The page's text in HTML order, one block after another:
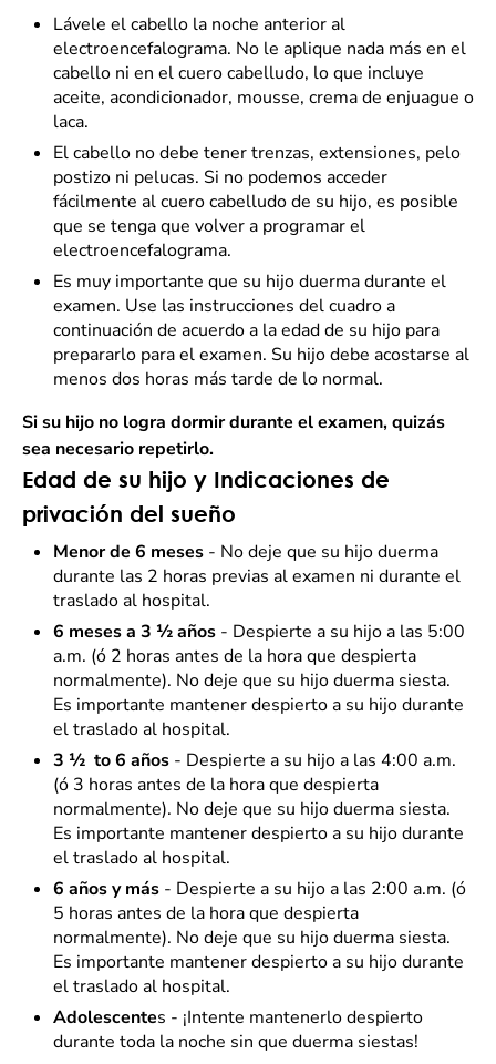
Lávele el cabello la noche anterior al
electroencefalograma. No le aplique nada más en el
cabello ni en el cuero cabelludo, lo que incluye
aceite, acondicionador, mousse, crema de enjuague o
laca.
El cabello no debe tener trenzas, extensiones, pelo
postizo ni pelucas. Si no podemos acceder
fácilmente al cuero cabelludo de su hijo, es posible
que se tenga que volver a programar el
electroencefalograma.
Es muy importante que su hijo duerma durante el
examen. Use las instrucciones del cuadro a
continuación de acuerdo a la edad de su hijo para
prepararlo para el examen. Su hijo debe acostarse al
menos dos horas más tarde de lo normal.
Si su hijo no logra dormir durante el examen, quizás
sea necesario repetirlo.
Edad de su hijo y Indicaciones de
privación del sueño
Menor de 6 meses - No deje que su hijo duerma
durante las 2 horas previas al examen ni durante el
traslado al hospital.
6 meses a 3 ½ años - Despierte a su hijo a las 5:00
a.m. (ó 2 horas antes de la hora que despierta
normalmente). No deje que su hijo duerma siesta.
Es importante mantener despierto a su hijo durante
el traslado al hospital.
3 ½ to 6 años - Despierte a su hijo a las 4:00 a.m.
(ó 3 horas antes de la hora que despierta
normalmente). No deje que su hijo duerma siesta.
Es importante mantener despierto a su hijo durante
el traslado al hospital.
6 años y más - Despierte a su hijo a las 2:00 a.m. (ó
5 horas antes de la hora que despierta
normalmente). No deje que su hijo duerma siesta.
Es importante mantener despierto a su hijo durante
el traslado al hospital.
Adolescentes - ¡Intente mantenerlo despierto
durante toda la noche sin que duerma siestas!